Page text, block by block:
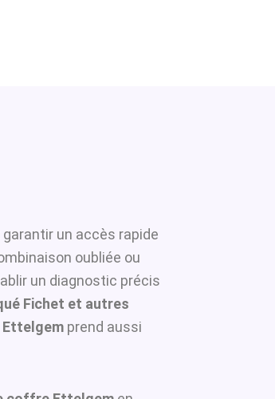
un accès rapide
oubliée ou
un diagnostic précis
Fichet et autres
prend aussi